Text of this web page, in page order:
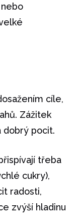
cíle,
Zážitek
dobrý pocit.
třeba
cukry),
radosti,
zvýší hladinu